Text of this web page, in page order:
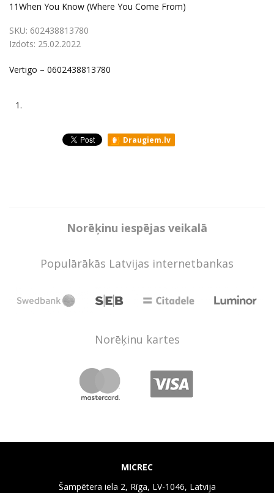
11When You Know (Where You Come From)
SKU: 602438813780
Izdots: 25.02.2022
Vertigo ‎– 0602438813780
1.
Draugiem.lv
Norēķinu iespējas veikalā
Populārākās Latvijas internetbankas
Norēķinu kartes
MICREC
Šampētera iela 2, Rīga, LV-1046, Latvija